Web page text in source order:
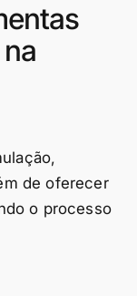
de oferecer
o processo